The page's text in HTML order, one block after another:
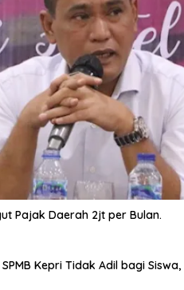
Pajak Daerah 2jt per Bulan.
Kepri Tidak Adil bagi